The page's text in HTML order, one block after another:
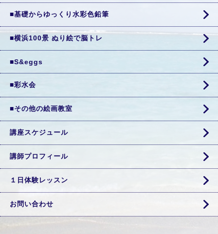
■基礎からゆっくり水彩色鉛筆
■横浜100景 ぬり絵で脳トレ
■S&eggs
■彩水会
■その他の絵画教室
講座スケジュール
講師プロフィール
１日体験レッスン
お問い合わせ